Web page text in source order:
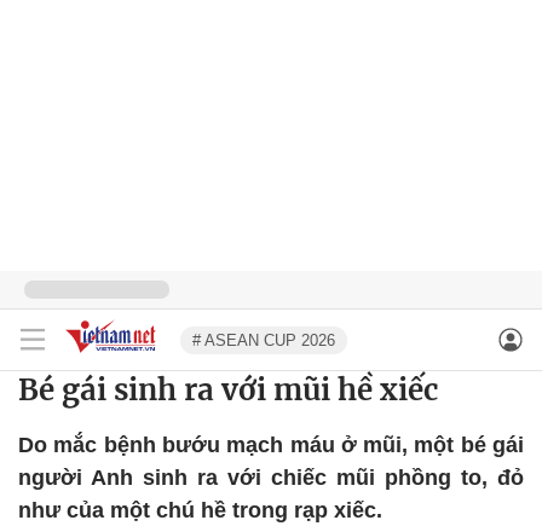
# ASEAN CUP 2026
Bé gái sinh ra với mũi hề xiếc
Do mắc bệnh bướu mạch máu ở mũi, một bé gái
người Anh sinh ra với chiếc mũi phồng to, đỏ
như của một chú hề trong rạp xiếc.